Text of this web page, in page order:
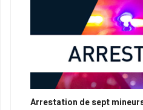
Arrestation de sept